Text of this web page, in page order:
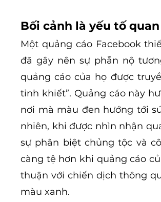
Bối cảnh là yếu tố
Một quảng cáo Facebook
đã gây nên sự phẫn nộ
quảng cáo của họ được
tinh khiết”. Quảng cáo này
nơi mà màu đen hướng tới
nhiên, khi được nhìn nhận
sự phân biệt chủng tộc và
càng tệ hơn khi quảng cáo
thuận với chiến dịch thông
màu xanh.